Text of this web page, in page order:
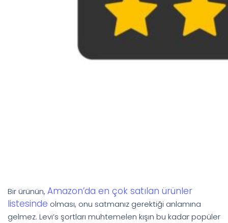
Bir ürünün, Amazon’da en çok satılan ürünler
listesinde olması, onu satmanız gerektiği anlamına
gelmez. Levi’s şortları muhtemelen kışın bu kadar popüler